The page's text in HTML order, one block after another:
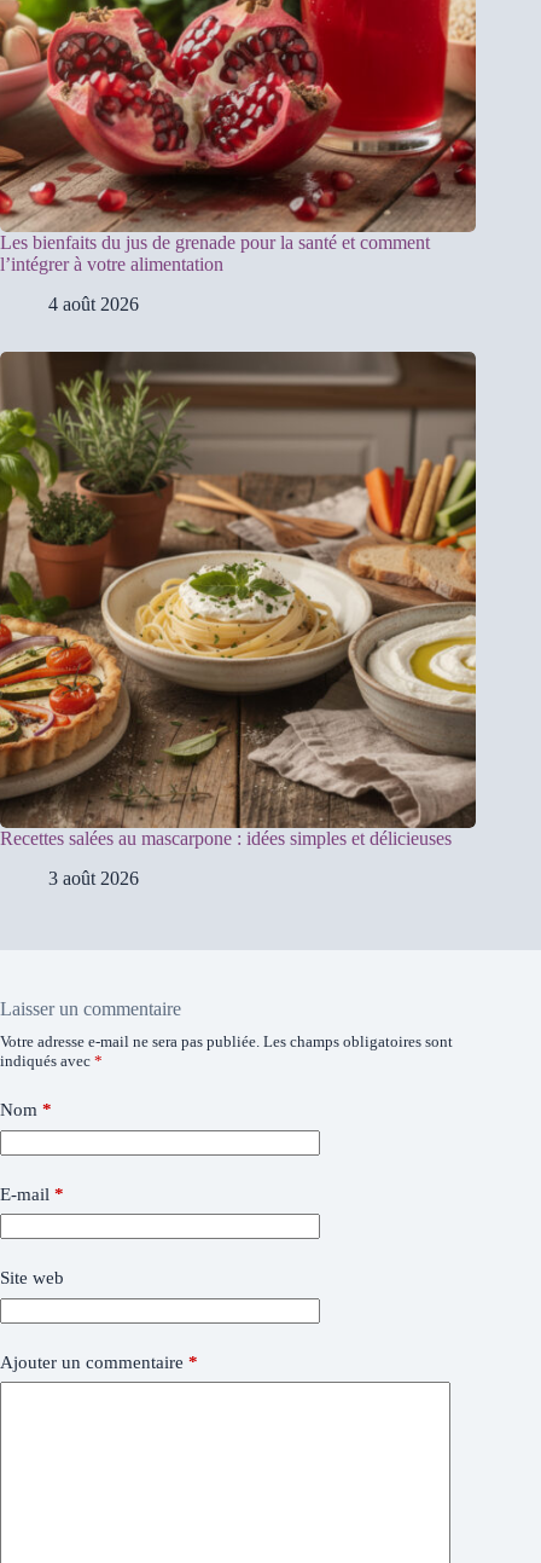
Les bienfaits du jus de grenade pour la santé et comment
l’intégrer à votre alimentation
4 août 2026
Recettes salées au mascarpone : idées simples et délicieuses
3 août 2026
Laisser un commentaire
Votre adresse e-mail ne sera pas publiée. Les champs obligatoires sont
indiqués avec *
Nom *
E-mail *
Site web
Ajouter un commentaire *